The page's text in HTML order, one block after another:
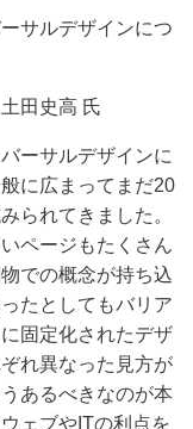
サルデザインにつ
田史高 氏
ーサルデザインに
に広まってまだ20
られてきました。
ページもたくさん
での概念が持ち込
たとしてもバリア
固定化されたデザ
れ異なった見方が
あるべきなのが本
ェブやITの利点を